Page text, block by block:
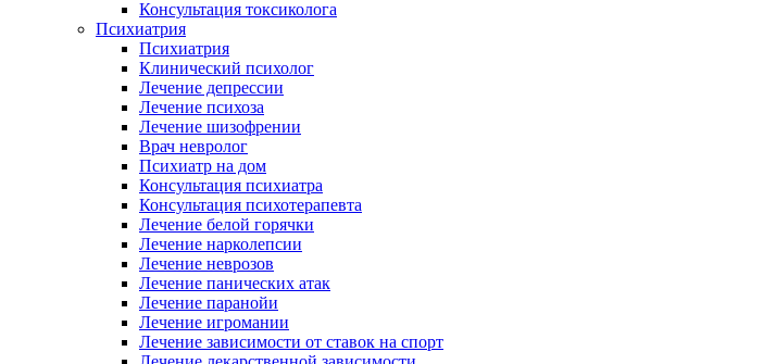
Консультация токсиколога
Психиатрия
Психиатрия
Клинический психолог
Лечение депрессии
Лечение психоза
Лечение шизофрении
Врач невролог
Психиатр на дом
Консультация психиатра
Консультация психотерапевта
Лечение белой горячки
Лечение нарколепсии
Лечение неврозов
Лечение панических атак
Лечение паранойи
Лечение игромании
Лечение зависимости от ставок на спорт